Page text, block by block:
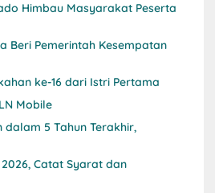
Himbau Masyarakat Peserta
Beri Pemerintah Kesempatan
ke-16 dari Istri Pertama
Mobile
dalam 5 Tahun Terakhir,
2026, Catat Syarat dan